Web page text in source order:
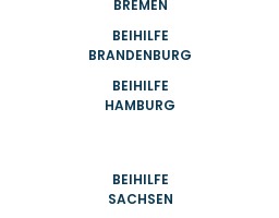
BREMEN
BEIHILFE
BRANDENBURG
BEIHILFE
HAMBURG
BEIHILFE
SACHSEN